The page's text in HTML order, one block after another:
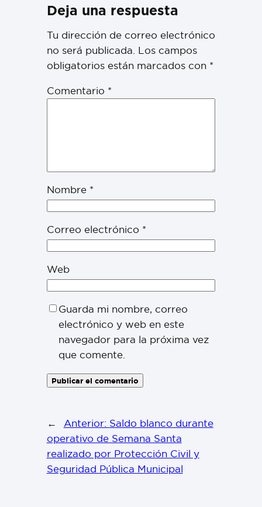
Deja una respuesta
Tu dirección de correo electrónico
no será publicada. Los campos
obligatorios están marcados con *
Comentario *
Nombre *
Correo electrónico *
Web
Guarda mi nombre, correo
electrónico y web en este
navegador para la próxima vez
que comente.
← Anterior: Saldo blanco durante
operativo de Semana Santa
realizado por Protección Civil y
Seguridad Pública Municipal